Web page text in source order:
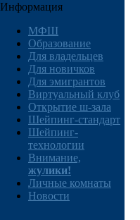
Информация
МФШ
Образование
Для владельцев
Для новичков
Для эмигрантов
Виртуальный клуб
Открытие ш-зала
Шейпинг-стандарт
Шейпинг-
технологии
Внимание,
жулики!
Личные комнаты
Новости